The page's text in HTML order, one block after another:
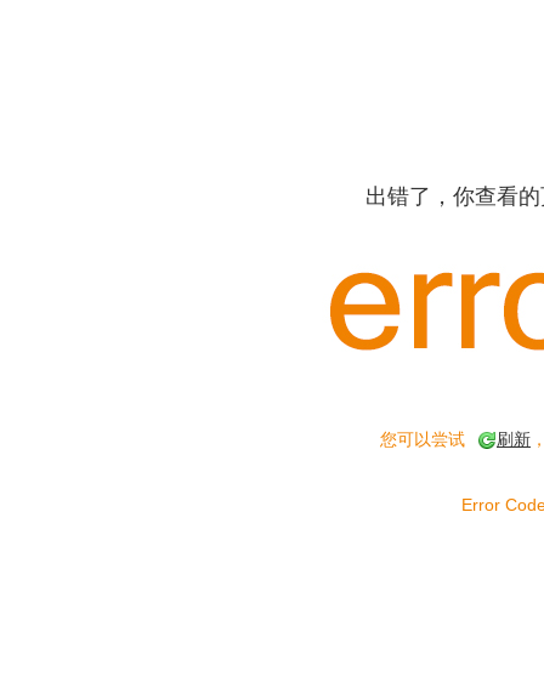
出错了，你查看
您可以尝试 刷新
Error